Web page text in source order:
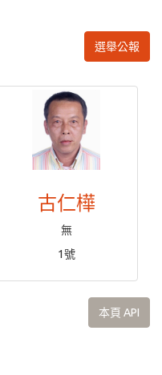
選舉公報
古仁樺
無
1號
本頁 API